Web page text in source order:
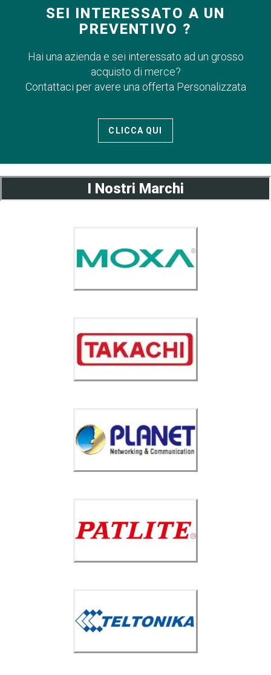
SEI INTERESSATO A UN
PREVENTIVO ?
Hai una azienda e sei interessato ad un grosso
acquisto di merce?
Contattaci per avere una offerta Personalizzata
CLICCA QUI
I Nostri Marchi